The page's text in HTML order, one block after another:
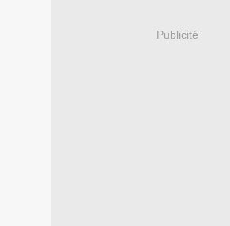
Publicité